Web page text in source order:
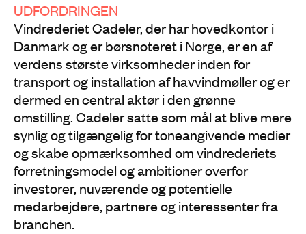
UDFORDRINGEN
Vindrederiet Cadeler, der har hovedkontor i
Danmark og er børsnoteret i Norge, er en af
verdens største virksomheder inden for
transport og installation af havvindmøller og er
dermed en central aktør i den grønne
omstilling. Cadeler satte som mål at blive mere
synlig og tilgængelig for toneangivende medier
og skabe opmærksomhed om vindrederiets
forretningsmodel og ambitioner overfor
investorer, nuværende og potentielle
medarbejdere, partnere og interessenter fra
branchen.